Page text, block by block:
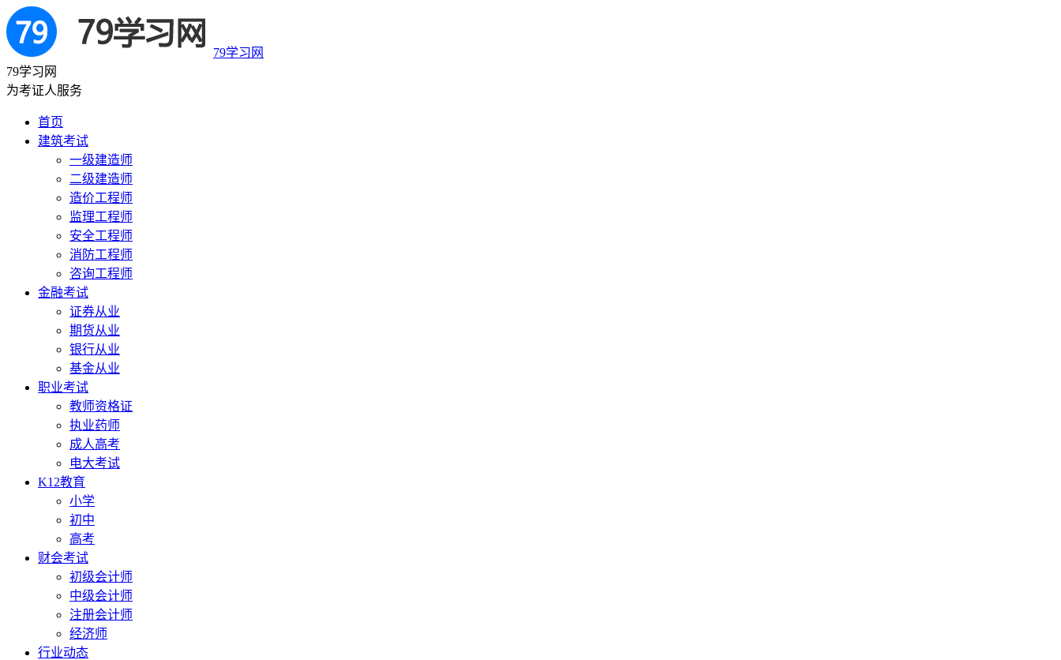
79学习网
79学习网
为考证人服务
首页
建筑考试
一级建造师
二级建造师
造价工程师
监理工程师
安全工程师
消防工程师
咨询工程师
金融考试
证券从业
期货从业
银行从业
基金从业
职业考试
教师资格证
执业药师
成人高考
电大考试
K12教育
小学
初中
高考
财会考试
初级会计师
中级会计师
注册会计师
经济师
行业动态